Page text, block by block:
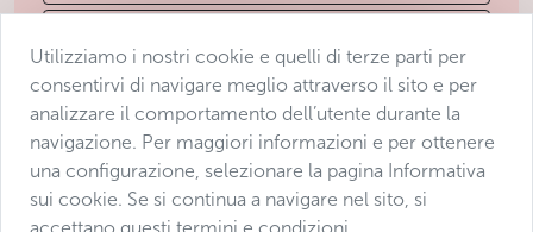
Condizioni di vendita
Protezione dei dati
Dichiarazione di accessibilità
Utilizziamo i nostri cookie e quelli di terze parti per
consentirvi di navigare meglio attraverso il sito e per
analizzare il comportamento dell’utente durante la
navigazione. Per maggiori informazioni e per ottenere
una configurazione, selezionare la pagina Informativa
sui cookie. Se si continua a navigare nel sito, si